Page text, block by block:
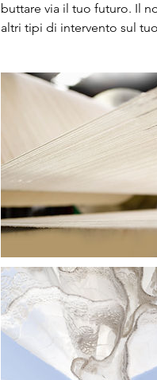
buttare via il tuo futuro. Il
altri tipi di intervento sul